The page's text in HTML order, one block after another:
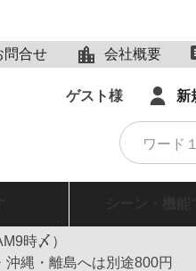
問合せ 会社概要
ゲスト様 新
時〆）
沖縄・離島へは別途800円